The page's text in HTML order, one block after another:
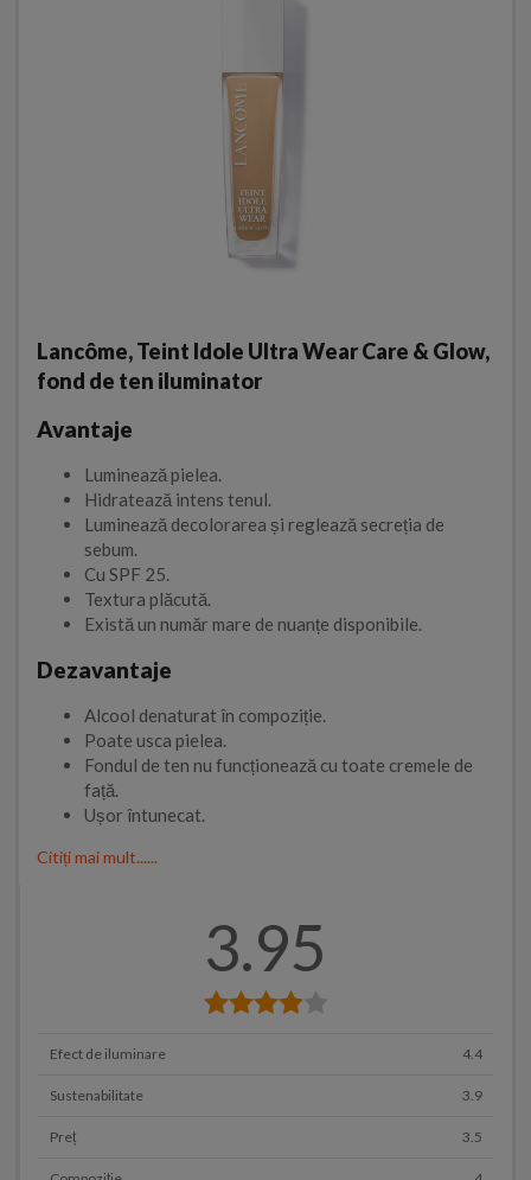
Lancôme, Teint Idole Ultra Wear Care & Glow,
fond de ten iluminator
Avantaje
Luminează pielea.
Hidratează intens tenul.
Luminează decolorarea și reglează secreția de
sebum.
Cu SPF 25.
Textura plăcută.
Există un număr mare de nuanțe disponibile.
Dezavantaje
Alcool denaturat în compoziție.
Poate usca pielea.
Fondul de ten nu funcționează cu toate cremele de
față.
Ușor întunecat.
Citiți mai mult......
3.95
Efect de iluminare 4.4
Sustenabilitate 3.9
Preț 3.5